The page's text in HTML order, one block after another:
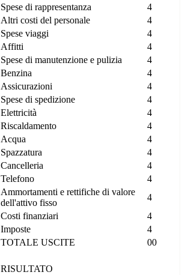
Spese di rappresentanza
4
Altri costi del personale
4
Spese viaggi
4
Affitti
4
Spese di manutenzione e pulizia
4
Benzina
4
Assicurazioni
4
Spese di spedizione
4
Elettricità
4
Riscaldamento
4
Acqua
4
Spazzatura
4
Cancelleria
4
Telefono
4
Ammortamenti e rettifiche di valore
dell'attivo fisso
4
Costi finanziari
4
Imposte
4
TOTALE USCITE 00
RISULTATO